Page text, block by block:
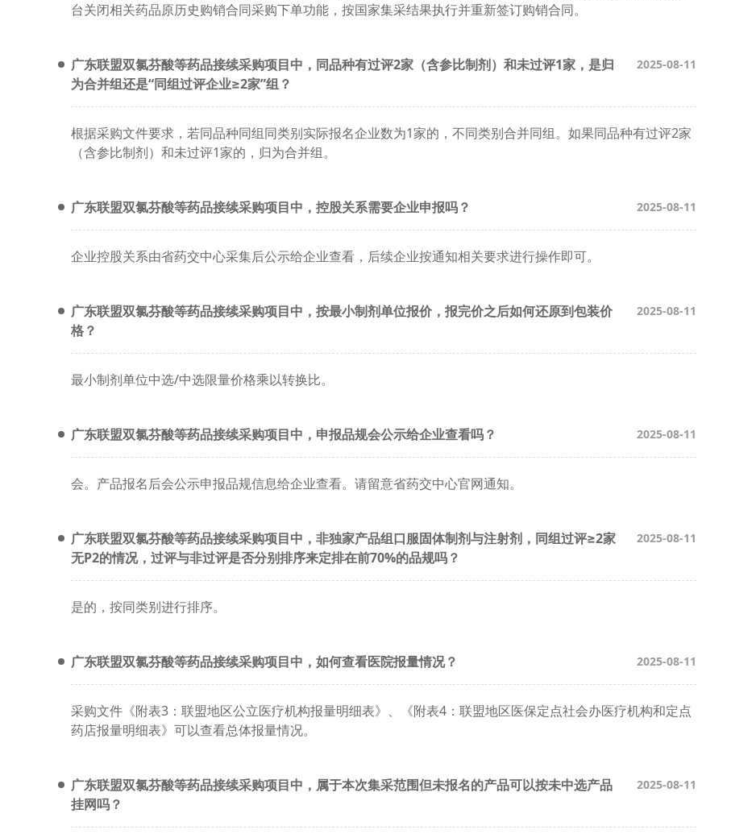
台关闭相关药品原历史购销合同采购下单功能，按国家集采结果执行并重新签订购销合同。
广东联盟双氯芬酸等药品接续采购项目中，同品种有过评2家（含参比制剂）和未过评1家，是归
为合并组还是“同组过评企业≥2家”组？
2025-08-11
根据采购文件要求，若同品种同组同类别实际报名企业数为1家的，不同类别合并同组。如果同品种有过评2家
（含参比制剂）和未过评1家的，归为合并组。
广东联盟双氯芬酸等药品接续采购项目中，控股关系需要企业申报吗？ 2025-08-11
企业控股关系由省药交中心采集后公示给企业查看，后续企业按通知相关要求进行操作即可。
广东联盟双氯芬酸等药品接续采购项目中，按最小制剂单位报价，报完价之后如何还原到包装价
格？
2025-08-11
最小制剂单位中选/中选限量价格乘以转换比。
广东联盟双氯芬酸等药品接续采购项目中，申报品规会公示给企业查看吗？ 2025-08-11
会。产品报名后会公示申报品规信息给企业查看。请留意省药交中心官网通知。
广东联盟双氯芬酸等药品接续采购项目中，非独家产品组口服固体制剂与注射剂，同组过评≥2家
无P2的情况，过评与非过评是否分别排序来定排在前70%的品规吗？
2025-08-11
是的，按同类别进行排序。
广东联盟双氯芬酸等药品接续采购项目中，如何查看医院报量情况？ 2025-08-11
采购文件《附表3：联盟地区公立医疗机构报量明细表》、《附表4：联盟地区医保定点社会办医疗机构和定点
药店报量明细表》可以查看总体报量情况。
广东联盟双氯芬酸等药品接续采购项目中，属于本次集采范围但未报名的产品可以按未中选产品
挂网吗？
2025-08-11